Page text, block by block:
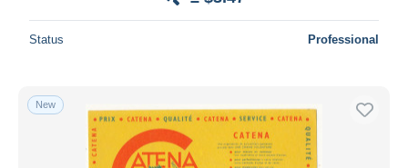
Status Professional
New